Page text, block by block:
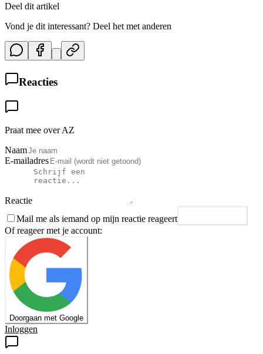
Deel dit artikel
Vond je dit interessant? Deel het met anderen
Reacties
Praat mee over AZ
Naam
E-mailadres
Reactie
Mail me als iemand op mijn reactie reageert
Of reageer met je account:
Doorgaan met Google
Inloggen